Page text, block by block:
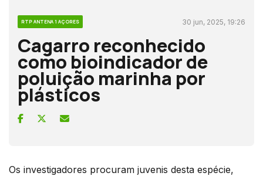
RTP ANTENA 1 AÇORES 30 jun, 2025, 19:26
Cagarro reconhecido
como bioindicador de
poluição marinha por
plásticos
Os investigadores procuram juvenis desta espécie,